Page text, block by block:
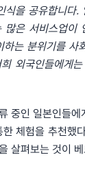
식을 공유합니다.
많은 서비스업이
는 분위기를 사
외국인들에게
중인 일본인들에
체험을 추천했
살펴보는 것이